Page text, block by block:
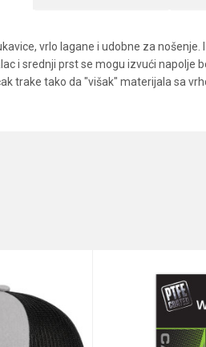
vrlo lagane i udobne za
i srednji prst se mogu izvući
trake tako da "višak" materijala sa
Anti-spam zaštita - izračunajte koliko